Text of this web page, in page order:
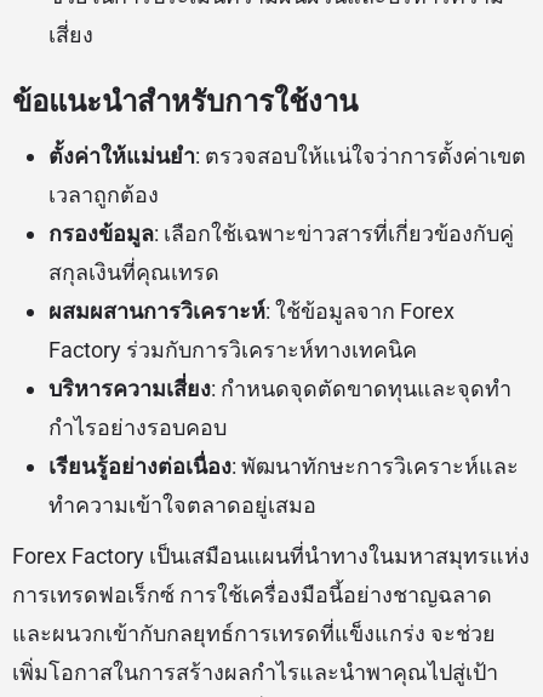
เสี่ยง
ข้อแนะนำสำหรับการใช้งาน
ตั้งค่าให้แม่นยำ: ตรวจสอบให้แน่ใจว่าการตั้งค่าเขต
เวลาถูกต้อง
กรองข้อมูล: เลือกใช้เฉพาะข่าวสารที่เกี่ยวข้องกับคู่
สกุลเงินที่คุณเทรด
ผสมผสานการวิเคราะห์: ใช้ข้อมูลจาก Forex
Factory ร่วมกับการวิเคราะห์ทางเทคนิค
บริหารความเสี่ยง: กำหนดจุดตัดขาดทุนและจุดทำ
กำไรอย่างรอบคอบ
เรียนรู้อย่างต่อเนื่อง: พัฒนาทักษะการวิเคราะห์และ
ทำความเข้าใจตลาดอยู่เสมอ
Forex Factory เป็นเสมือนแผนที่นำทางในมหาสมุทรแห่ง
การเทรดฟอเร็กซ์ การใช้เครื่องมือนี้อย่างชาญฉลาด
และผนวกเข้ากับกลยุทธ์การเทรดที่แข็งแกร่ง จะช่วย
เพิ่มโอกาสในการสร้างผลกำไรและนำพาคุณไปสู่เป้า